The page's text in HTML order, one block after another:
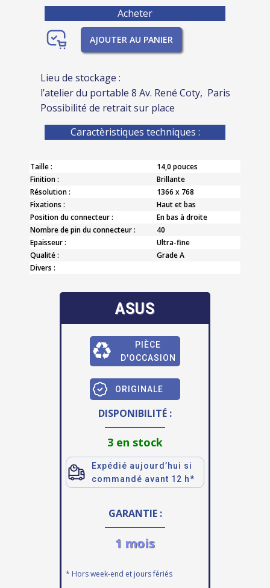
Acheter
AJOUTER AU PANIER
Lieu de stockage :
l’atelier du portable 8 Av. René Coty, Paris
Possibilité de retrait sur place
Caractèristiques techniques :
Taille :
14,0 pouces
Finition :
Brillante
Résolution :
1366 x 768
Fixations :
Haut et bas
Position du connecteur :
En bas à droite
Nombre de pin du connecteur :
40
Epaisseur :
Ultra-fine
Qualité :
Grade A
Divers :
ASUS
PIÈCE
D'OCCASION
ORIGINALE
DISPONIBILITÉ :
3 en stock
Expédié aujourd’hui si
commandé avant 12 h*
GARANTIE :
1 mois
* Hors week-end et jours fériés